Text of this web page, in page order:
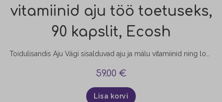
vitamiinid aju töö toetuseks,
90 kapslit, Ecosh
59.00 €
Lisa korvi